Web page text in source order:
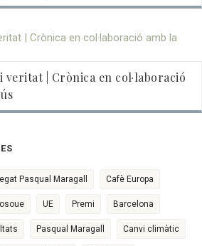
veritat | Crònica en col·laboració
Pasqual Maragall Cafè Europa
UE Premi Barcelona
Pasqual Maragall Canvi climàtic